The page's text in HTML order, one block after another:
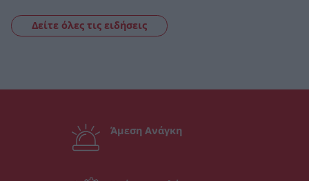
Δείτε όλες τις ειδήσεις
Άμεση Ανάγκη